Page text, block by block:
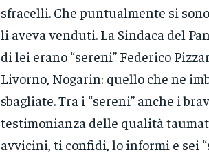
sfracelli. Che puntualmente si
li aveva venduti. La Sindaca del
di lei erano “sereni” Federico
Livorno, Nogarin: quello che ne
sbagliate. Tra i “sereni” anche i
testimonianza delle qualità
avvicini, ti confidi, lo informi e sei